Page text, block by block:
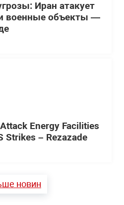
Иран атакует
и военные объекты —
Energy Facilities
Strikes – Rezazade
новин